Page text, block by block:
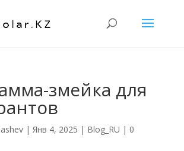
змейка для
| Янв 4, 2025 | Blog_RU | 0